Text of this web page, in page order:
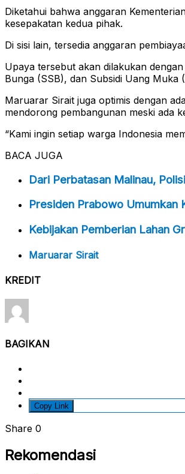
Diketahui bahwa anggaran
kesepakatan kedua pihak.
Di sisi lain, tersedia anggaran
Upaya tersebut akan dilakukan
Bunga (SSB), dan Subsidi Uang Muka
Maruarar Sirait juga optimis dengan
mendorong pembangunan meski ada
“Kami ingin setiap warga Indonesia
BACA JUGA
Dari Perbatasan Malinau,
Presiden Prabowo Umumkan
Kebijakan Pemberian Lahan
Maruarar Sirait
KREDIT
BAGIKAN
Copy Link
Share 0
Rekomendasi